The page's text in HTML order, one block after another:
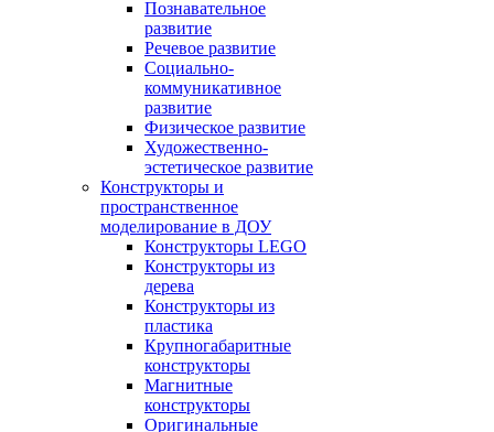
Познавательное
развитие
Речевое развитие
Социально-
коммуникативное
развитие
Физическое развитие
Художественно-
эстетическое развитие
Конструкторы и
пространственное
моделирование в ДОУ
Конструкторы LEGO
Конструкторы из
дерева
Конструкторы из
пластика
Крупногабаритные
конструкторы
Магнитные
конструкторы
Оригинальные